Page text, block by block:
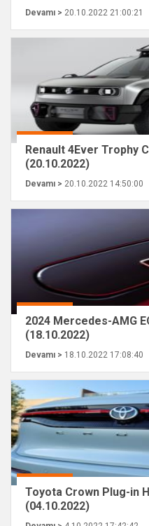
Devamı > 20.10.2022 21:00:21
Renault 4Ever Trophy
(20.10.2022)
Devamı > 20.10.2022 14:50:00
2024 Mercedes-AMG
(18.10.2022)
Devamı > 18.10.2022 17:08:40
Toyota Crown Plug-in
(04.10.2022)